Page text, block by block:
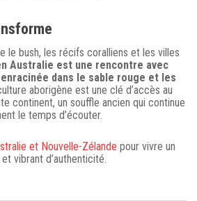
le bush, les récifs coralliens et les villes
Australie est une rencontre avec
dans le sable rouge et les
aborigène est une clé d’accès au
continent, un souffle ancien qui continue
le temps d’écouter.
et Nouvelle-Zélande pour vivre un
vibrant d’authenticité.